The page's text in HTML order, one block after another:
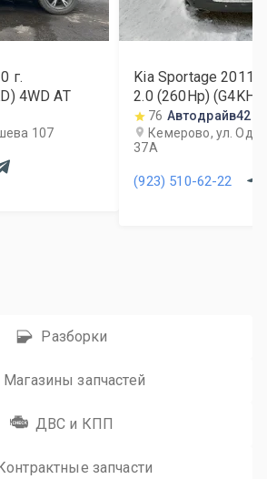
г.
4WD AT
107
Kia Sportage 2011
2.0 (260Hp) (G4KH)
76 Автодрайв42
Кемерово, ул.
37А
(923) 510-62-22
Разборки
Магазины запчастей
ДВС и КПП
запчасти